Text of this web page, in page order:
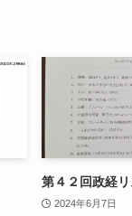
第４２回政経
2024年6月7日